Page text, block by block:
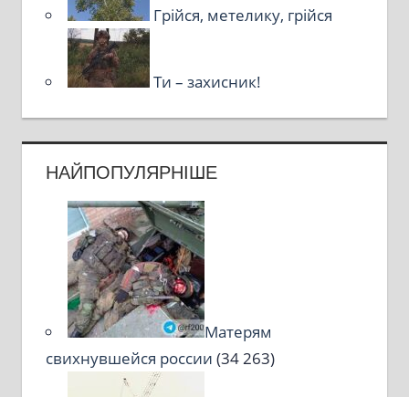
Грійся, метелику, грійся
Ти – захисник!
НАЙПОПУЛЯРНІШЕ
Матерям
свихнувшейся россии (34 263)